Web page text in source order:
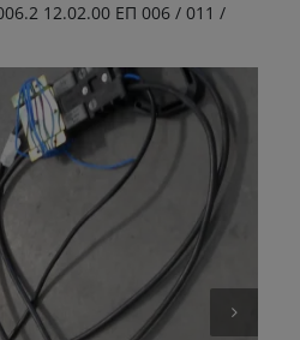
12.02.00 ЕП 006 / 011 /